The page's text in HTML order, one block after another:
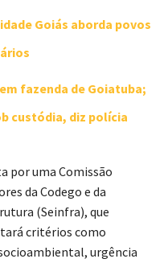
Goiás aborda povos
fazenda de Goiatuba;
custódia, diz polícia
por uma Comissão
da Codego e da
(Seinfra), que
critérios como
urgência